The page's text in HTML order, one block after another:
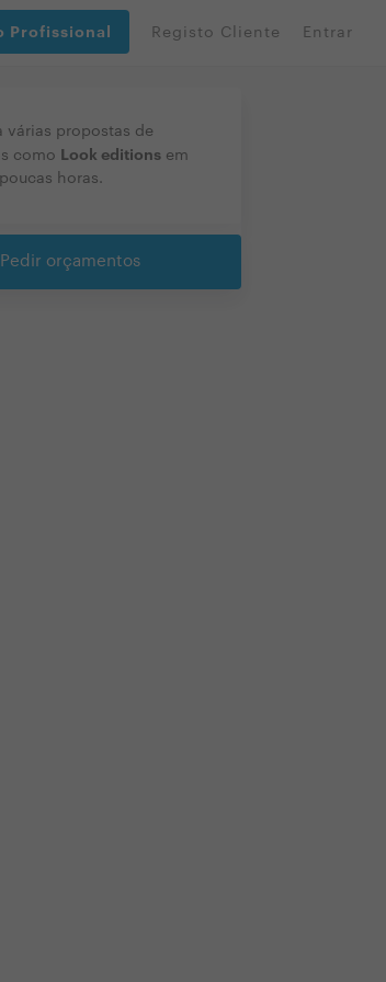
Profissional Registo Cliente Entrar
várias propostas de
como
Look editions em
poucas horas.
Pedir orçamentos